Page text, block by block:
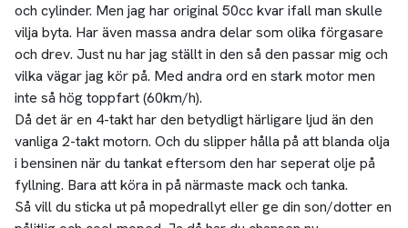
och cylinder. Men jag har original 50cc kvar ifall man skulle
vilja byta. Har även massa andra delar som olika förgasare
och drev. Just nu har jag ställt in den så den passar mig och
vilka vägar jag kör på. Med andra ord en stark motor men
inte så hög toppfart (60km/h).
Då det är en 4-takt har den betydligt härligare ljud än den
vanliga 2-takt motorn. Och du slipper hålla på att blanda olja
i bensinen när du tankat eftersom den har seperat olje på
fyllning. Bara att köra in på närmaste mack och tanka.
Så vill du sticka ut på mopedrallyt eller ge din son/dotter en